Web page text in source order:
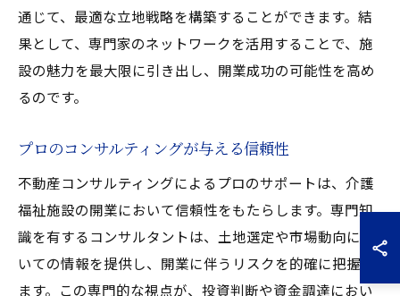
通じて、最適な立地戦略を構築することができます。結
果として、専門家のネットワークを活用することで、施
設の魅力を最大限に引き出し、開業成功の可能性を高め
るのです。
プロのコンサルティングが与える信頼性
不動産コンサルティングによるプロのサポートは、介護
福祉施設の開業において信頼性をもたらします。専門知
識を有するコンサルタントは、土地選定や市場動向につ
いての情報を提供し、開業に伴うリスクを的確に把握し
ます。この専門的な視点が、投資判断や資金調達におい